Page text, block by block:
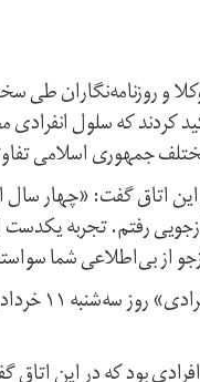
و روزنامه‌نگاران طی
کردند که سلول
جمهوری اسلامی
رفتم. تجربه
از بی‌اطلاعی شما
اتاق